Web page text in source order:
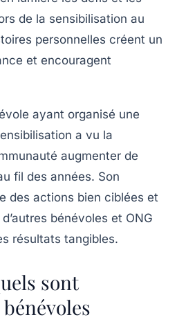
de la sensibilisation au
personnelles créent un
et encouragent
ayant organisé une
a vu la
augmenter de
fil des années. Son
des actions bien ciblées et
bénévoles et ONG
résultats tangibles.
sont